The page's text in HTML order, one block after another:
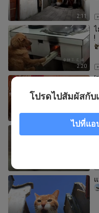
2:11
2:20
!
โปรดไปสัมผัสกับ
ไปที่แอ